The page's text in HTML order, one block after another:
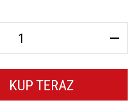
KUP TERAZ